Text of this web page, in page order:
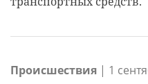
Происшествия | 1